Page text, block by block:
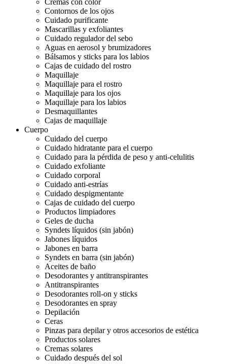
Cremas con color
Contornos de los ojos
Cuidado purificante
Mascarillas y exfoliantes
Cuidado regulador del sebo
Aguas en aerosol y brumizadores
Bálsamos y sticks para los labios
Cajas de cuidado del rostro
Maquillaje
Maquillaje para el rostro
Maquillaje para los ojos
Maquillaje para los labios
Desmaquillantes
Cajas de maquillaje
Cuerpo
Cuidado del cuerpo
Cuidado hidratante para el cuerpo
Cuidado para la pérdida de peso y anti-celulitis
Cuidado exfoliante
Cuidado corporal
Cuidado anti-estrías
Cuidado despigmentante
Cajas de cuidado del cuerpo
Productos limpiadores
Geles de ducha
Syndets líquidos (sin jabón)
Jabones líquidos
Jabones en barra
Syndets en barra (sin jabón)
Aceites de baño
Desodorantes y antitranspirantes
Antitranspirantes
Desodorantes roll-on y sticks
Desodorantes en spray
Depilación
Ceras
Pinzas para depilar y otros accesorios de estética
Productos solares
Cremas solares
Cuidado después del sol